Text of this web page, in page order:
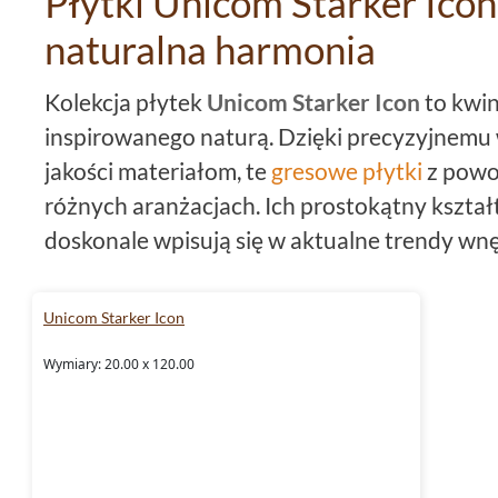
naturalna harmonia
Kolekcja płytek Unicom Starker Icon to
inspirowanego naturą. Dzięki
jakości materiałom, te gresowe płytki z
różnych aranżacjach. Ich prostokątny
doskonale wpisują się w aktualne trendy
dla miłośników ponadczasowego stylu.
najbardziej wymagających klientów.
Unicom Starker Icon
Wymiary: 20.00 x 120.00